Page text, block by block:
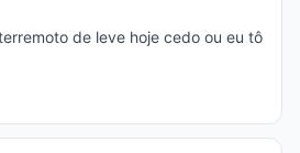
de leve hoje cedo ou eu tô